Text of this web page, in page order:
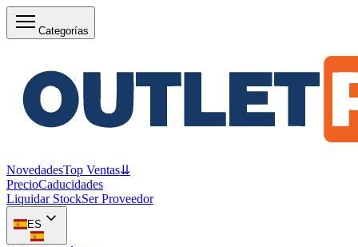
Categorías
NovedadesTop Ventas⇊
PrecioCaducidades
Liquidar StockSer Proveedor
ES